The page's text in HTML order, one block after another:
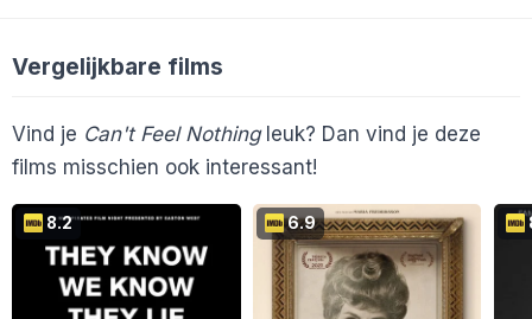
Vergelijkbare films
Vind je Can't Feel Nothingleuk? Dan vind je deze
films misschien ook interessant!
8.2 6.9